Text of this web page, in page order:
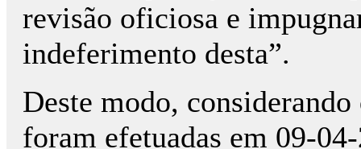
revisão oficiosa e
indeferimento desta”.
Deste modo,
foram efetuadas em 09-